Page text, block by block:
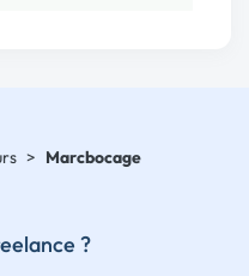
> Marcbocage
?